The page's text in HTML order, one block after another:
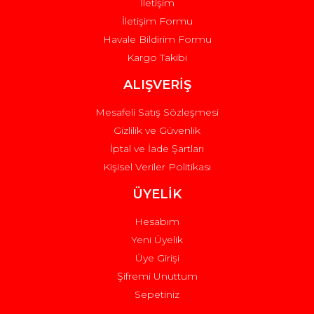
Gönder
İletişim
İletişim Formu
Havale Bildirim Formu
Kargo Takibi
ALIŞVERİŞ
Mesafeli Satış Sözleşmesi
Gizlilik ve Güvenlik
İptal ve İade Şartları
Kişisel Veriler Politikası
ÜYELİK
Hesabım
Yeni Üyelik
Üye Girişi
Şifremi Unuttum
Sepetiniz